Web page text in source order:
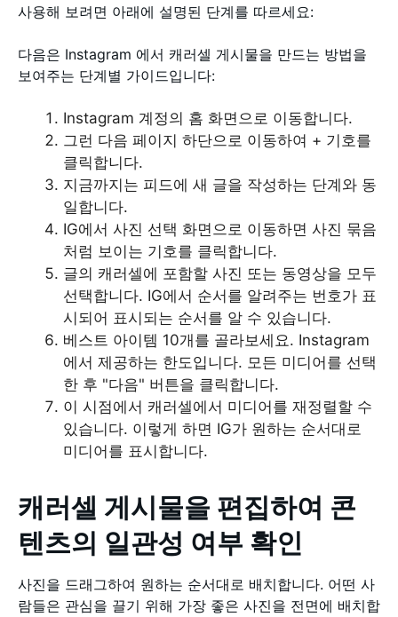
사용해 보려면 아래에 설명된 단계를 따르세요:
다음은 Instagram 에서 캐러셀 게시물을 만드는 방법을
보여주는 단계별 가이드입니다:
Instagram 계정의 홈 화면으로 이동합니다.
그런 다음 페이지 하단으로 이동하여 + 기호를
클릭합니다.
지금까지는 피드에 새 글을 작성하는 단계와 동
일합니다.
IG에서 사진 선택 화면으로 이동하면 사진 묶음
처럼 보이는 기호를 클릭합니다.
글의 캐러셀에 포함할 사진 또는 동영상을 모두
선택합니다. IG에서 순서를 알려주는 번호가 표
시되어 표시되는 순서를 알 수 있습니다.
베스트 아이템 10개를 골라보세요. Instagram
에서 제공하는 한도입니다. 모든 미디어를 선택
한 후 "다음" 버튼을 클릭합니다.
이 시점에서 캐러셀에서 미디어를 재정렬할 수
있습니다. 이렇게 하면 IG가 원하는 순서대로
미디어를 표시합니다.
캐러셀 게시물을 편집하여 콘
텐츠의 일관성 여부 확인
사진을 드래그하여 원하는 순서대로 배치합니다. 어떤 사
람들은 관심을 끌기 위해 가장 좋은 사진을 전면에 배치합